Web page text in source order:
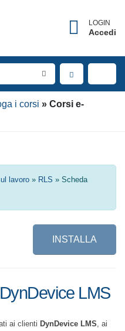
LOGIN
Accedi
i corsi
Corsi e-
×
al tuo account
INVIA
lavoro»RLS» Scheda corso
INSTALLA
Store™" definito in fase di